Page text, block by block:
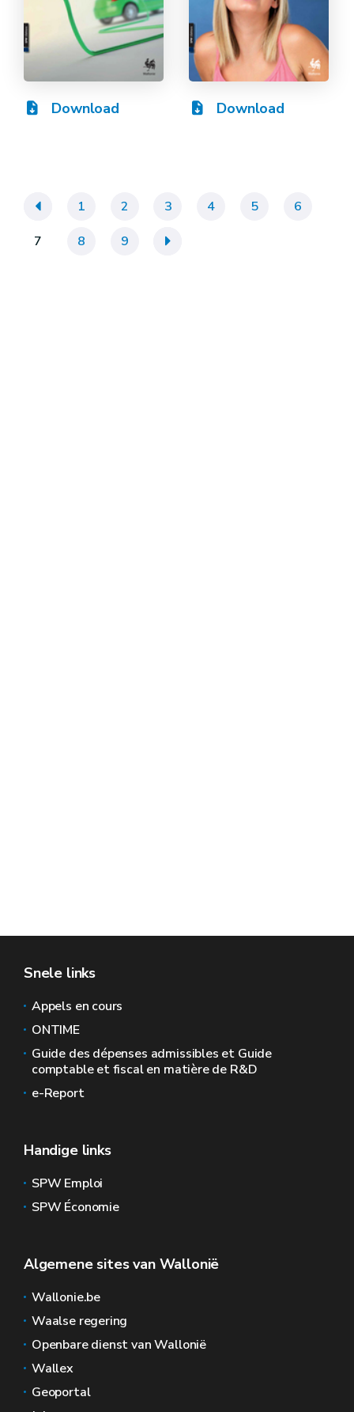
Download Download
« 1 2 3 4 5
6
7
8 9 »
Snele links
Appels en cours
ONTIME
Guide des dépenses admissibles et Guide
comptable et fiscal en matière de R&D
e-Report
Handige links
SPW Emploi
SPW Économie
Algemene sites van Wallonië
Wallonie.be
Waalse regering
Openbare dienst van Wallonië
Wallex
Geoportal